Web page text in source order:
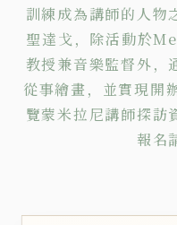
訓練成為講師的人物
聖達戈，除活動於
教授兼音樂監督外，
從事繪畫，並實現開
覽蒙米拉尼講師探訪
報名